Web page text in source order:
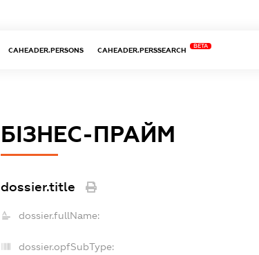
CAHEADER.PERSONS CAHEADER.PERSSEARCH
BETA
БІЗНЕС-ПРАЙМ
dossier.title
dossier.fullName:
dossier.opfSubType: